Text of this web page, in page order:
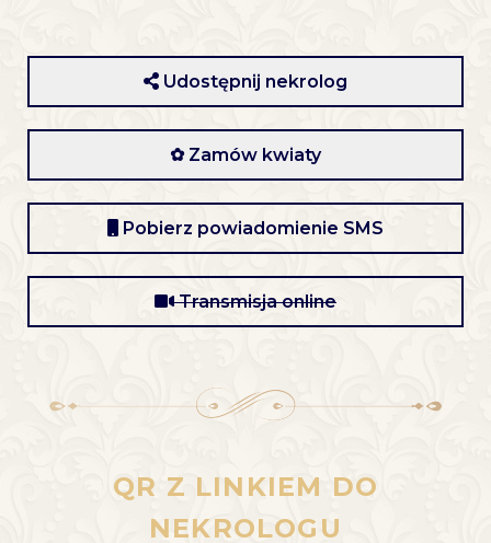
Udostępnij nekrolog
✿ Zamów kwiaty
Pobierz powiadomienie SMS
Transmisja online
QR Z LINKIEM DO
NEKROLOGU